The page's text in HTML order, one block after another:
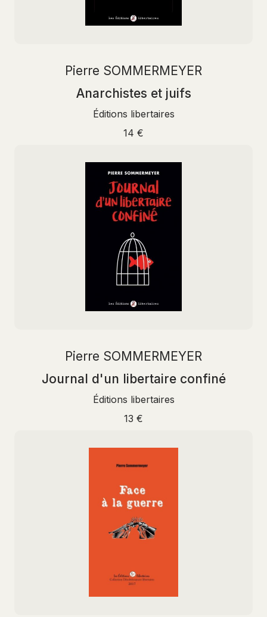
Pierre SOMMERMEYER
Anarchistes et juifs
Éditions libertaires
14 €
Pierre SOMMERMEYER
Journal d'un libertaire confiné
Éditions libertaires
13 €